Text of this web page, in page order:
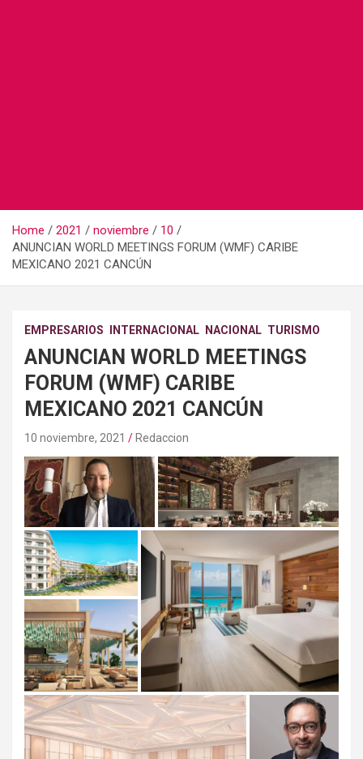
Home 2021 noviembre
10
ANUNCIAN WORLD MEETINGS FORUM (WMF) CARIBE
MEXICANO 2021 CANCÚN
EMPRESARIOS INTERNACIONAL NACIONAL TURISMO
ANUNCIAN WORLD MEETINGS
FORUM (WMF) CARIBE
MEXICANO 2021 CANCÚN
10 noviembre, 2021 Redaccion